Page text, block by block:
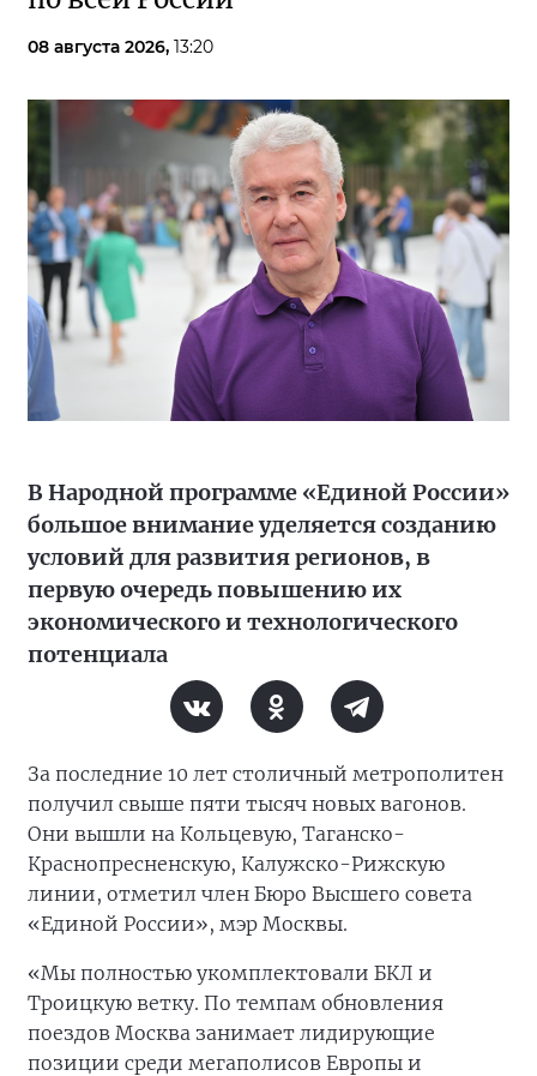
08 августа 2026, 13:20
В Народной программе «Единой России»
большое внимание уделяется созданию
условий для развития регионов, в
первую очередь повышению их
экономического и технологического
потенциала
За последние 10 лет столичный метрополитен
получил свыше пяти тысяч новых вагонов.
Они вышли на Кольцевую, Таганско-
Краснопресненскую, Калужско-Рижскую
линии, отметил член Бюро Высшего совета
«Единой России», мэр Москвы.
«Мы полностью укомплектовали БКЛ и
Троицкую ветку. По темпам обновления
поездов Москва занимает лидирующие
позиции среди мегаполисов Европы и